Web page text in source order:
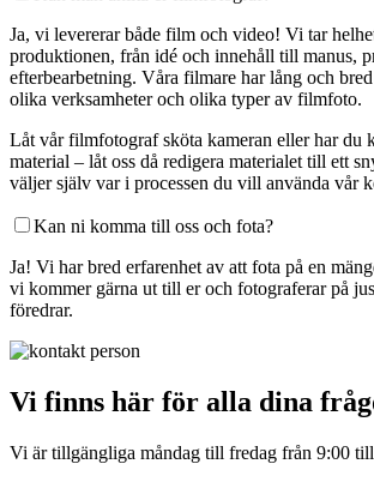
Ja, vi levererar både film och video! Vi tar
produktionen, från idé och innehåll till manus,
efterbearbetning. Våra filmare har lång och
olika verksamheter och olika typer av filmfoto.
Låt vår filmfotograf sköta kameran eller har du
material – låt oss då redigera materialet till ett
väljer själv var i processen du vill använda vår
Kan ni komma till oss och fota?
Ja! Vi har bred erfarenhet av att fota på en
vi kommer gärna ut till er och fotograferar på
föredrar.
Vi finns här för alla dina
Vi är tillgängliga måndag till fredag ​​från 9:00